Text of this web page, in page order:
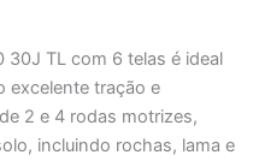
30J TL com 6 telas é ideal
excelente tração e
2 e 4 rodas motrizes,
incluindo rochas, lama e